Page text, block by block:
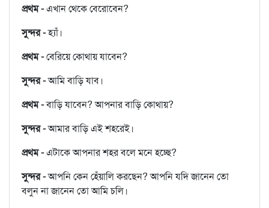
প্রথম -এখান থেকে বেরোবেন?
সুন্দর -হ্যাঁ।
প্রথম -বেরিয়ে কোথায় যাবেন?
সুন্দর -আমি বাড়ি যাব।
প্রথম -বাড়ি যাবেন? আপনার বাড়ি কোথায়?
সুন্দর -আমার বাড়ি এই শহরেই।
প্রথম -এটাকে আপনার শহর বলে মনে হচ্ছে?
সুন্দর -আপনি কেন হেঁয়ালি করছেন? আপনি যদি জানেন তো
বলুন না জানেন তো আমি চলি।